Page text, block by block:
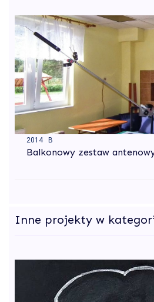
2014 B
Balkonowy zestaw
Inne projekty w